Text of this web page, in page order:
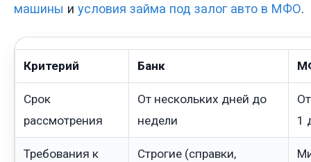
машины и условия займа под залог авто в МФО.
Критерий Банк
Срок
рассмотрения
От нескольких дней до
недели
1
Требования к
Строгие (справки,